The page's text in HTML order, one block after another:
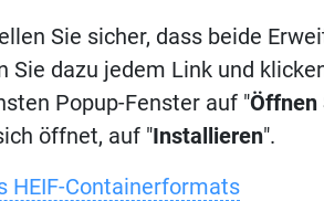
Sie sicher, dass beide
dazu jedem Link und
Popup-Fenster auf "Öffnen
öffnet, auf "Installieren".
HEIF-Containerformats